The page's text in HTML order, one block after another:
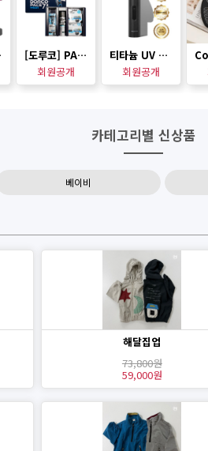
포함)
[도루코] PACE7 II 프레쉬 특판기획세트 1호
회원공개
티타늄 UV 살균 면도기
회원공개
카테고리별 신상품
베이비
해달집업
73,800원
59,000원